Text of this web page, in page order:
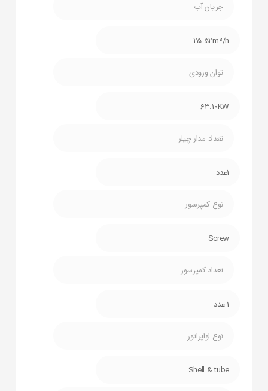
جریان آب
25.52m³/h
توان ورودی
63.10KW
تعداد مدار چیلر
1عدد
نوع کمپرسور
Screw
تعداد کمپرسور
1 عدد
نوع اواپراتور
Shell & tube